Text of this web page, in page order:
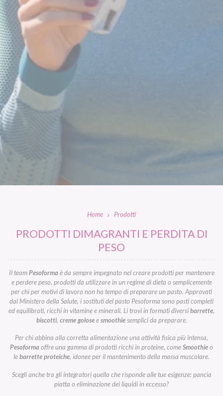
Home Prodotti
PRODOTTI DIMAGRANTI E PERDITA DI
PESO
Il teamPesoformaè da sempre impegnato nel creare prodotti per mantenere
e perdere peso, prodotti da utilizzare in un regime di dieta o semplicemente
per chi per motivi di lavoro non ha tempo di preparare un pasto. Approvati
dal Ministero della Salute, i sostituti del pasto Pesoforma sono pasti completi
ed equilibrati, ricchi in vitamine e minerali. Li trovi in formati diversibarrette,
biscotti, creme goloseesmoothiesemplici da preparare.
Per chi abbina alla corretta alimentazione una attività fisica più intensa,
Pesoformaoffre una gamma di prodotti ricchi in proteine, comeSmoothieo
lebarrette proteiche, idonee per il mantenimento della massa muscolare.
Scegli anche tra gli integratori quello che risponde alle tue esigenze: pancia
piatta o eliminazione dei liquidi in eccesso?